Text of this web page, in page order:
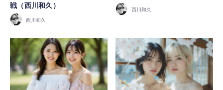
戦（西川和久）
西川和久
西川和久